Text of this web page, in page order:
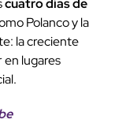
cuatro días de
Polanco y la
la creciente
en lugares